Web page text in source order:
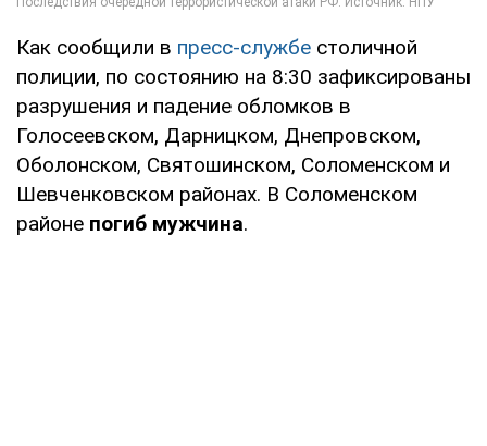
Как сообщили в пресс-службе столичной
полиции, по состоянию на 8:30 зафиксированы
разрушения и падение обломков в
Голосеевском, Дарницком, Днепровском,
Оболонском, Святошинском, Соломенском и
Шевченковском районах. В Соломенском
районе погиб мужчина.